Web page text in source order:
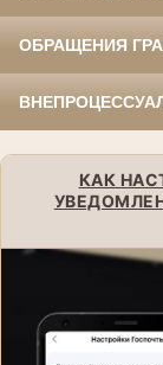
ОБРАЩЕНИЯ
КАК